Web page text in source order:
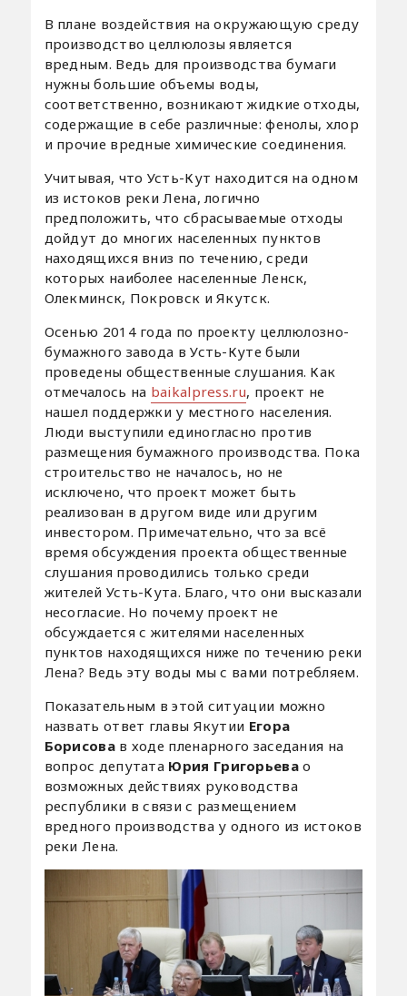
В плане воздействия на окружающую среду
производство целлюлозы является
вредным. Ведь для производства бумаги
нужны большие объемы воды,
соответственно, возникают жидкие отходы,
содержащие в себе различные: фенолы, хлор
и прочие вредные химические соединения.
Учитывая, что Усть-Кут находится на одном
из истоков реки Лена, логично
предположить, что сбрасываемые отходы
дойдут до многих населенных пунктов
находящихся вниз по течению, среди
которых наиболее населенные Ленск,
Олекминск, Покровск и Якутск.
Осенью 2014 года по проекту целлюлозно-
бумажного завода в Усть-Куте были
проведены общественные слушания. Как
отмечалось на baikalpress.ru, проект не
нашел поддержки у местного населения.
Люди выступили единогласно против
размещения бумажного производства. Пока
строительство не началось, но не
исключено, что проект может быть
реализован в другом виде или другим
инвестором. Примечательно, что за всё
время обсуждения проекта общественные
слушания проводились только среди
жителей Усть-Кута. Благо, что они высказали
несогласие. Но почему проект не
обсуждается с жителями населенных
пунктов находящихся ниже по течению реки
Лена? Ведь эту воды мы с вами потребляем.
Показательным в этой ситуации можно
назвать ответ главы Якутии Егора
Борисова в ходе пленарного заседания на
вопрос депутата Юрия Григорьевао
возможных действиях руководства
республики в связи с размещением
вредного производства у одного из истоков
реки Лена.